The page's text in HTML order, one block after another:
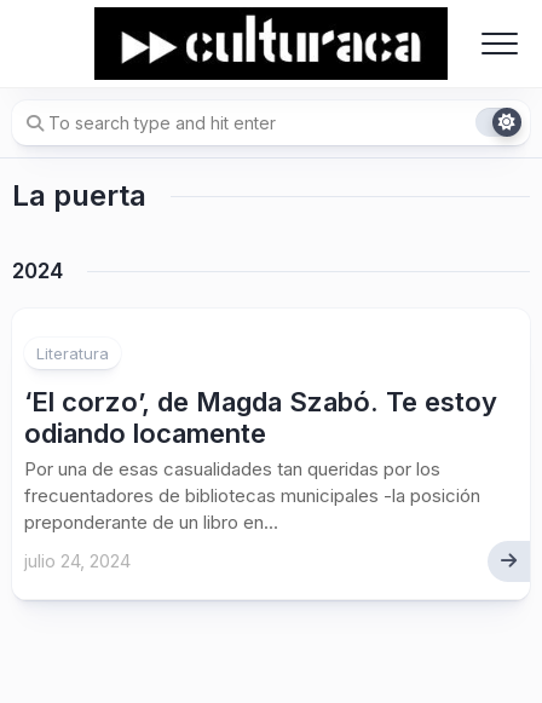
La puerta
2024
Literatura
‘El corzo’, de Magda Szabó. Te estoy
odiando locamente
Por una de esas casualidades tan queridas por los
frecuentadores de bibliotecas municipales -la posición
preponderante de un libro en...
julio 24, 2024